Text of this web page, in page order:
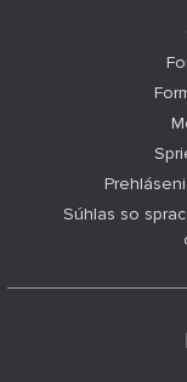
Súhlas so